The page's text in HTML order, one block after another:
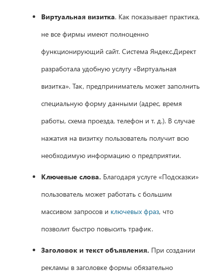
Виртуальная визитка. Как показывает практика,
не все фирмы имеют полноценно
функционирующий сайт. Система Яндекс.Директ
разработала удобную услугу «Виртуальная
визитка». Так, предприниматель может заполнить
специальную форму данными (адрес, время
работы, схема проезда, телефон и т. д.). В случае
нажатия на визитку пользователь получит всю
необходимую информацию о предприятии.
Ключевые слова. Благодаря услуге «Подсказки»
пользователь может работать с большим
массивом запросов и ключевых фраз, что
позволит быстро повысить трафик.
Заголовок и текст объявления. При создании
рекламы в заголовке формы обязательно